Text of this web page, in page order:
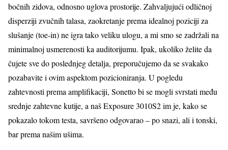
bočnih zidova, odnosno uglova prostorije. Zahvaljujući odličnoj
disperziji zvučnih talasa, zaokretanje prema idealnoj poziciji za
slušanje (toe-in) ne igra tako veliku ulogu, a mi smo se zadržali na
minimalnoj usmerenosti ka auditorijumu. Ipak, ukoliko želite da
čujete sve do poslednjeg detalja, preporučujemo da se svakako
pozabavite i ovim aspektom pozicioniranja. U pogledu
zahtevnosti prema amplifikaciji, Sonetto bi se mogli svrstati među
srednje zahtevne kutije, a naš Exposure 3010S2 im je, kako se
pokazalo tokom testa, savršeno odgovarao – po snazi, ali i tonski,
bar prema našim ušima.